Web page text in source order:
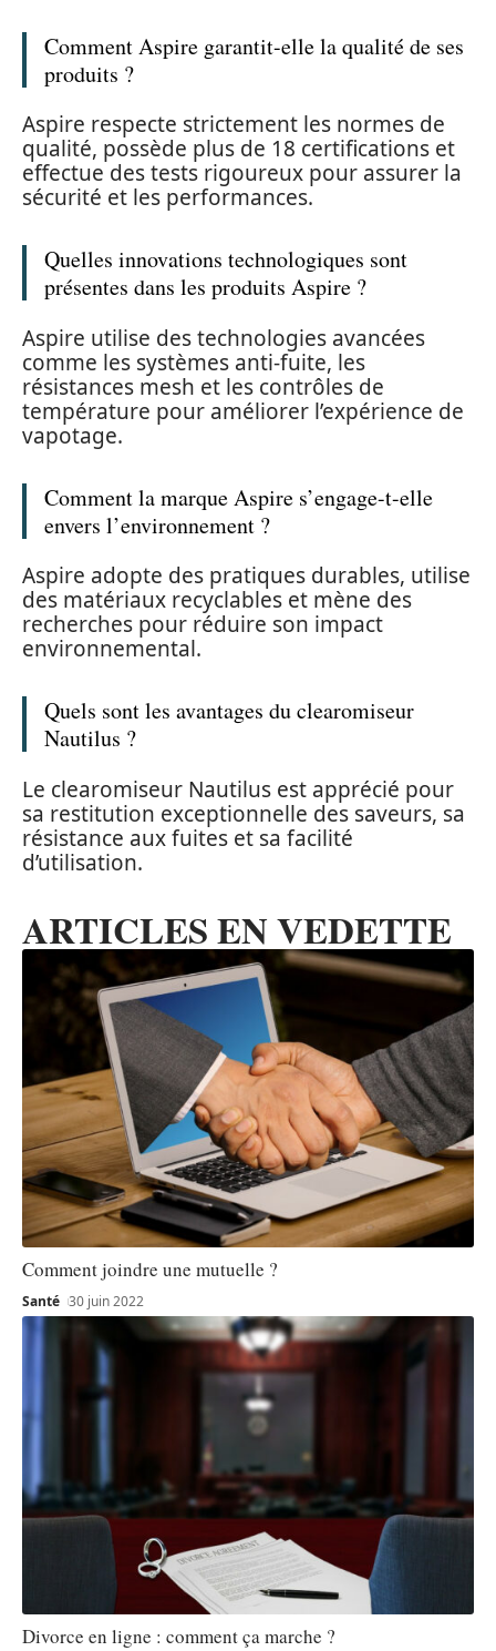
Comment Aspire garantit-elle la qualité de ses
produits ?
Aspire respecte strictement les normes de
qualité, possède plus de 18 certifications et
effectue des tests rigoureux pour assurer la
sécurité et les performances.
Quelles innovations technologiques sont
présentes dans les produits Aspire ?
Aspire utilise des technologies avancées
comme les systèmes anti-fuite, les
résistances mesh et les contrôles de
température pour améliorer l’expérience de
vapotage.
Comment la marque Aspire s’engage-t-elle
envers l’environnement ?
Aspire adopte des pratiques durables, utilise
des matériaux recyclables et mène des
recherches pour réduire son impact
environnemental.
Quels sont les avantages du clearomiseur
Nautilus ?
Le clearomiseur Nautilus est apprécié pour
sa restitution exceptionnelle des saveurs, sa
résistance aux fuites et sa facilité
d’utilisation.
ARTICLES EN VEDETTE
Comment joindre une mutuelle ?
Santé 30 juin 2022
Divorce en ligne : comment ça marche ?